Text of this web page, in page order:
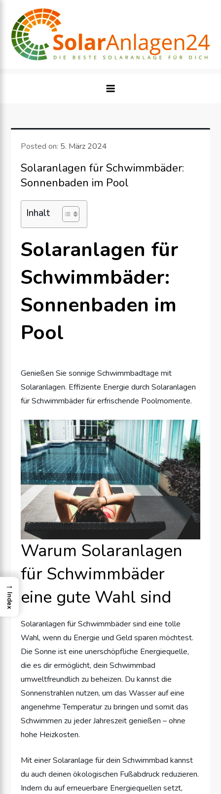
content
Posted on: 5. März 2024
Solaranlagen für Schwimmbäder:
Sonnenbaden im Pool
Inhalt
Solaranlagen für
Schwimmbäder:
Sonnenbaden im
Pool
Genießen Sie sonnige Schwimmbadtage mit
Solaranlagen. Effiziente Energie durch Solaranlagen
für Schwimmbäder für erfrischende Poolmomente.
Warum Solaranlagen
für Schwimmbäder
eine gute Wahl sind
Solaranlagen für Schwimmbäder sind eine tolle
Wahl, wenn du Energie und Geld sparen möchtest.
Die Sonne ist eine unerschöpfliche Energiequelle,
die es dir ermöglicht, dein Schwimmbad
umweltfreundlich zu beheizen. Du kannst die
Sonnenstrahlen nutzen, um das Wasser auf eine
angenehme Temperatur zu bringen und somit das
Schwimmen zu jeder Jahreszeit genießen – ohne
hohe Heizkosten.
Mit einer Solaranlage für dein Schwimmbad kannst
du auch deinen ökologischen Fußabdruck reduzieren.
Indem du auf erneuerbare Energiequellen setzt,
→
Index